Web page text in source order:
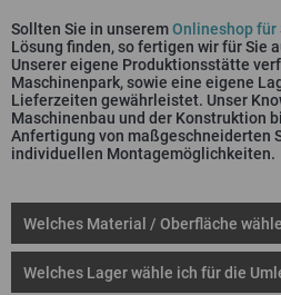
Sollten Sie in unseremOnlineshop für
Lösung finden, so fertigen wir für Sie
Unserer eigene Produktionsstätte
Maschinenpark, sowie eine eigene
Lieferzeiten gewährleistet. Unser
Maschinenbau und der Konstruktion
Anfertigung von maßgeschneiderten
individuellen Montagemöglichkeiten.
Welches Material / Oberfläche
Welches Lager wähle ich für die